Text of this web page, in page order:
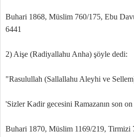
Buhari 1868, Müslim 760/175, Ebu
6441
2) Aişe (Radiyallahu Anha) şöyle dedi:
"Rasulullah (Sallallahu Aleyhi ve
'Sizler Kadir gecesini Ramazanın son
Buhari 1870, Müslim 1169/219,